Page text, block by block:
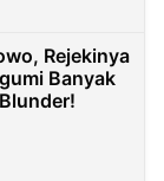
Rejekinya
Banyak